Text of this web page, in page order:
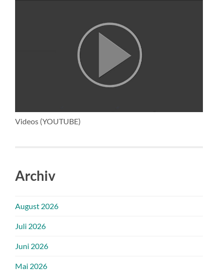
Videos (YOUTUBE)
Archiv
August 2026
Juli 2026
Juni 2026
Mai 2026